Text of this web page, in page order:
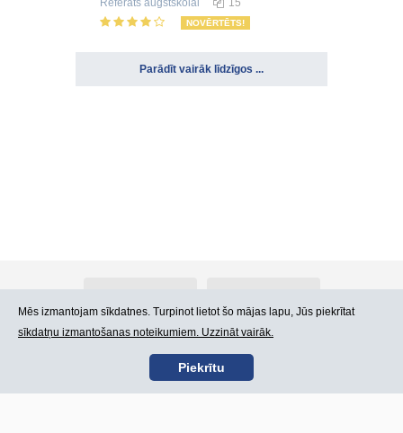
NOVĒRTĒTS!
Parādīt vairāk līdzīgos ...
Kontakti Lietošanas noteikumi
Mēs izmantojam sīkdatnes. Turpinot lietot šo mājas lapu, Jūs piekrītat
sīkdatņu izmantošanas noteikumiem. Uzzināt vairāk.
Piekrītu